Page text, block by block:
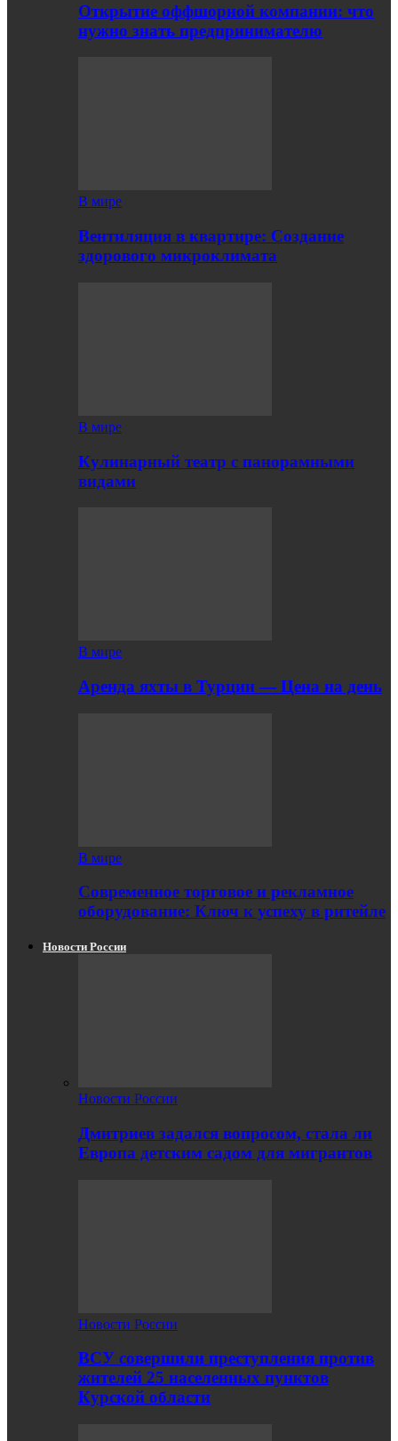
Открытие оффшорной компании: что
нужно знать предпринимателю
В мире
Вентиляция в квартире: Создание
здорового микроклимата
В мире
Кулинарный театр с панорамными
видами
В мире
Аренда яхты в Турции — Цена на день
В мире
Современное торговое и рекламное
оборудование: Ключ к успеху в ритейле
Новости России
Новости России
Дмитриев задался вопросом, стала ли
Европа детским садом для мигрантов
Новости России
ВСУ совершили преступления против
жителей 25 населенных пунктов
Курской области